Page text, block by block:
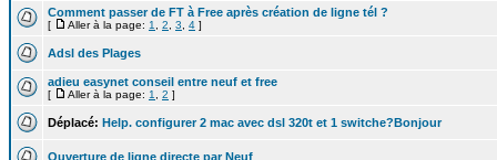
Comment passer de FT à Free après création de ligne tél ?
[ Aller à la page: 1 2 3 4 ]
Adsl des Plages
adieu easynet conseil entre neuf et free
[ Aller à la page: 1 2 ]
Déplacé: Help. configurer 2 mac avec dsl 320t et 1 switche?Bonjour
Ouverture de ligne directe par Neuf